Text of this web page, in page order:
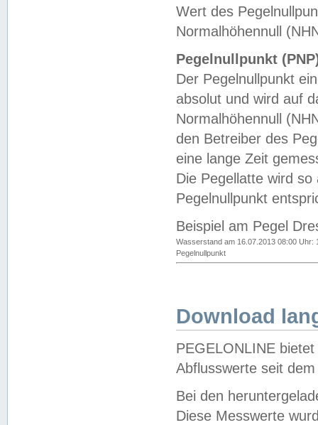
Wert des
Normalhöhennull
Pegelnullpunkt
Der Pegelnullpunkt
absolut und wird auf
Normalhöhennull
den Betreiber des
eine lange Zeit
Die Pegellatte wird
Pegelnullpunkt
Beispiel am Pegel
Wasserstand am 16.07.2013 08:00 Uhr:
Pegelnullpunkt
Download
PEGELONLINE
Abflusswerte seit
Bei den
Diese Messwerte